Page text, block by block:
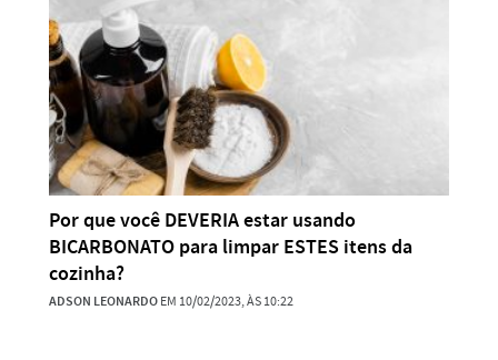
Por que você DEVERIA estar usando
BICARBONATO para limpar ESTES itens da
cozinha?
ADSON LEONARDOEM 10/02/2023, ÀS 10:22